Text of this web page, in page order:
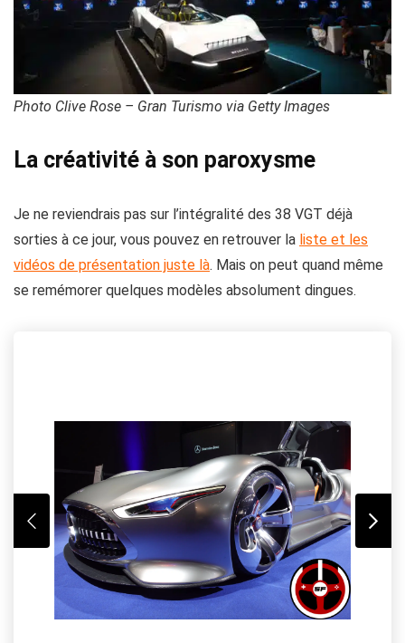
Photo Clive Rose – Gran Turismo via Getty Images
La créativité à son paroxysme
Je ne reviendrais pas sur l’intégralité des 38 VGT déjà
sorties à ce jour, vous pouvez en retrouver la liste et les
vidéos de présentation juste là. Mais on peut quand même
se remémorer quelques modèles absolument dingues.